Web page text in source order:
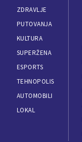
ZDRAVLJE
PUTOVANJA
KULTURA
SUPERŽENA
ESPORTS
TEHNOPOLIS
AUTOMOBILI
LOKAL